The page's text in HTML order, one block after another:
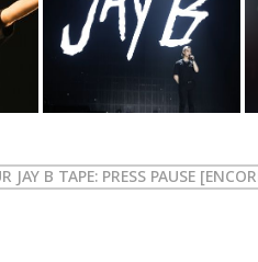
JAY B TAPE: PRESS PAUSE